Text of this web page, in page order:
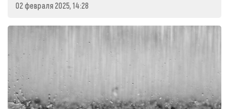
02 февраля 2025, 14:28